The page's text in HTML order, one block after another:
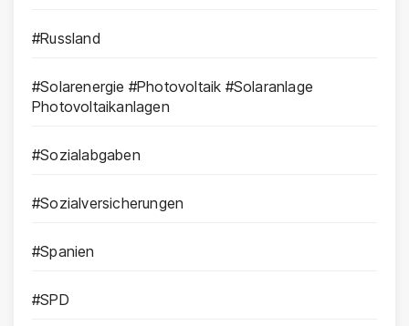
#Russland
#Solarenergie #Photovoltaik #Solaranlage
Photovoltaikanlagen
#Sozialabgaben
#Sozialversicherungen
#Spanien
#SPD